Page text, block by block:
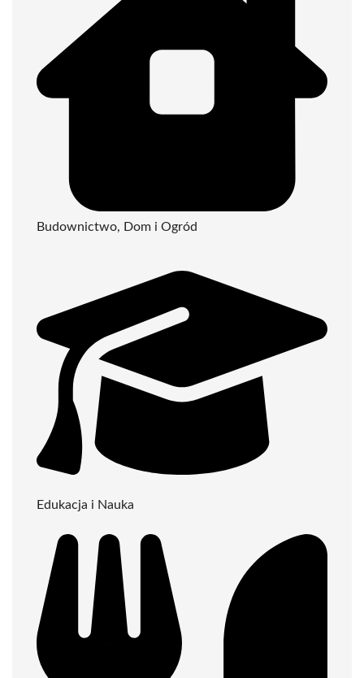
Budownictwo, Dom i Ogród
Edukacja i Nauka